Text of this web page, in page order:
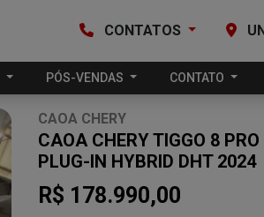
CONTATOS
PÓS-VENDAS CONTATO
CAOA CHERY
CAOA CHERY TIGGO 8
PLUG-IN HYBRID DHT 2024
R$ 178.990,00